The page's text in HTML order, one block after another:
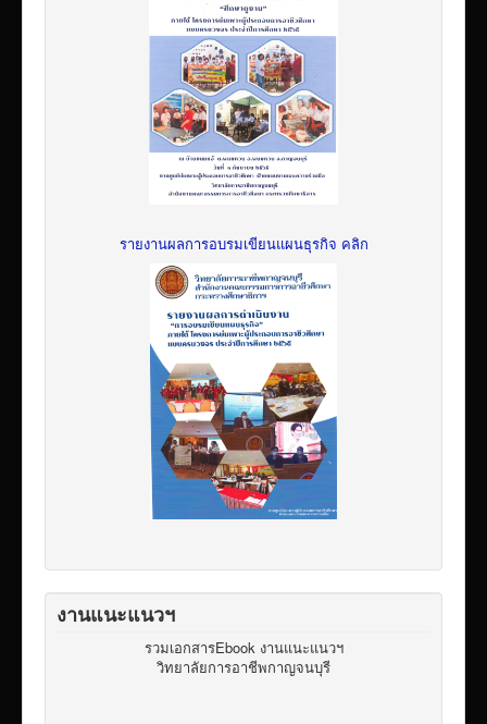
รายงานผลการอบรมเขียนแผนธุรกิจ คลิก
งานแนะแนวฯ
รวมเอกสารEbook งานแนะแนวฯ
วิทยาลัยการอาชีพกาญจนบุรี